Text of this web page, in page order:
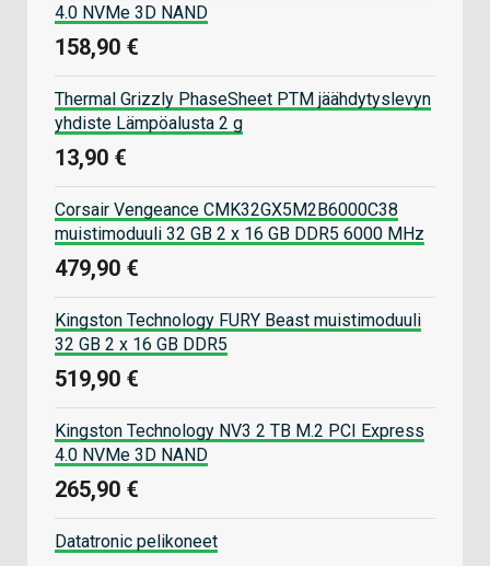
4.0 NVMe 3D NAND
158,90 €
Thermal Grizzly PhaseSheet PTM jäähdytyslevyn
yhdiste Lämpöalusta 2 g
13,90 €
Corsair Vengeance CMK32GX5M2B6000C38
muistimoduuli 32 GB 2 x 16 GB DDR5 6000 MHz
479,90 €
Kingston Technology FURY Beast muistimoduuli
32 GB 2 x 16 GB DDR5
519,90 €
Kingston Technology NV3 2 TB M.2 PCI Express
4.0 NVMe 3D NAND
265,90 €
Datatronic pelikoneet